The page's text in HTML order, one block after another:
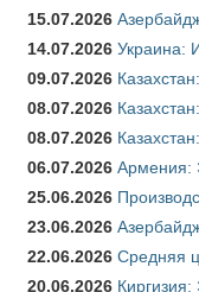
15.07.2026
14.07.2026 Украина:
09.07.2026
08.07.2026
08.07.2026
06.07.2026 Армения:
25.06.2026
23.06.2026
22.06.2026 Средняя
20.06.2026